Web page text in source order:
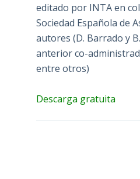
editado por INTA en
Sociedad Española de
autores (D. Barrado y
anterior co-
entre otros)
Descarga gratuita